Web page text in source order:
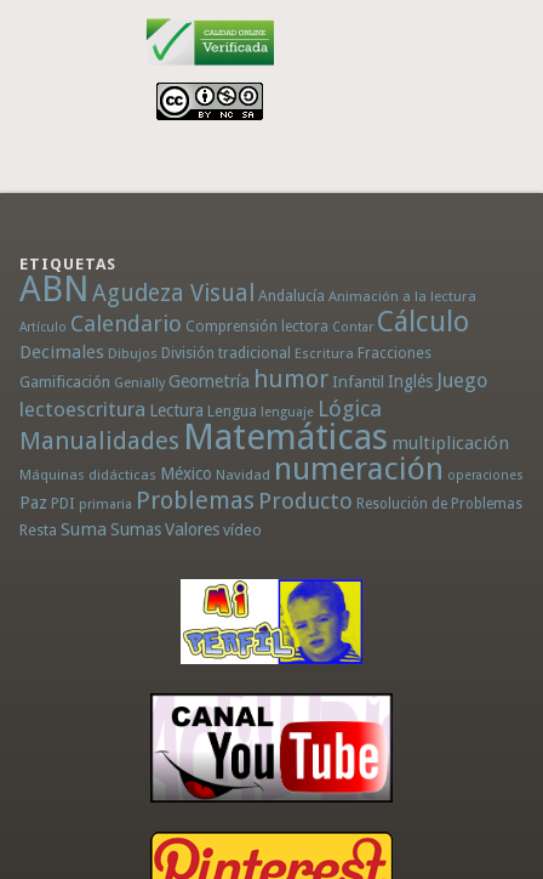
ETIQUETAS
ABN Agudeza Visual Andalucía Animación a la lectura
Artículo Calendario Comprensión lectora Contar Cálculo
Decimales Dibujos División tradicional Escritura Fracciones
Gamificación Genially Geometría humor Infantil Inglés Juego
lectoescritura Lectura Lengua lenguaje Lógica
Manualidades Matemáticas multiplicación
Máquinas didácticas México Navidad numeración operaciones
Paz PDI primaria Problemas Producto Resolución de Problemas
Resta Suma Sumas Valores vídeo